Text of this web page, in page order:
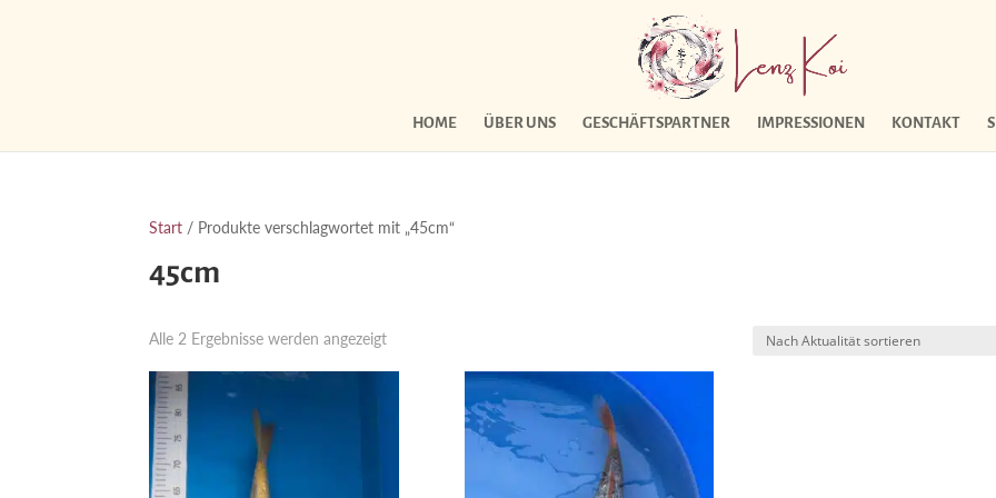
HOME ÜBER UNS GESCHÄFTSPARTNER IMPRESSIONEN KONTAKT
Start / Produkte verschlagwortet mit „45cm“
45cm
Alle 2 Ergebnisse werden angezeigtNach